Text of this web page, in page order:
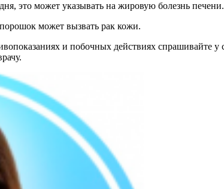
это может указывать на жировую болезнь печени.
может вызвать рак кожи.
и побочных действиях спрашивайте у